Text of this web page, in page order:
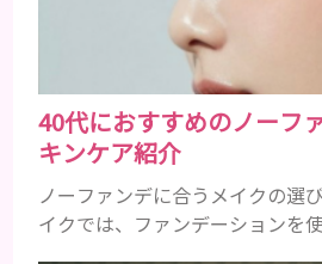
40代におすすめのノーフ
キンケア紹介
ノーファンデに合うメイクの選
イクでは、ファンデーションを